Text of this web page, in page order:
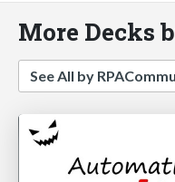
More Decks
See All by